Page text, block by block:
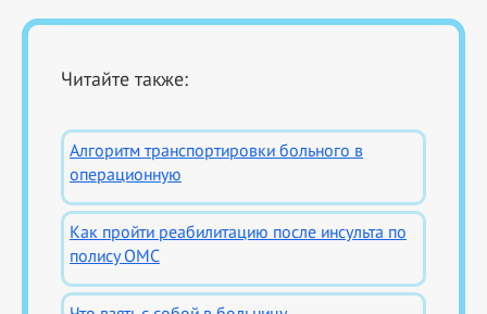
Читайте также:
Алгоритм транспортировки больного в
операционную
Как пройти реабилитацию после инсульта по
полису ОМС